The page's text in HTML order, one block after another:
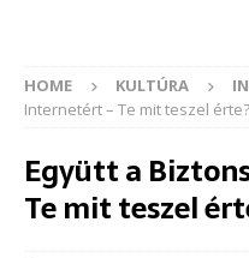
HOME KULTÚRA
Internetért – Te mit teszel érte?
Együtt a
Te mit teszel